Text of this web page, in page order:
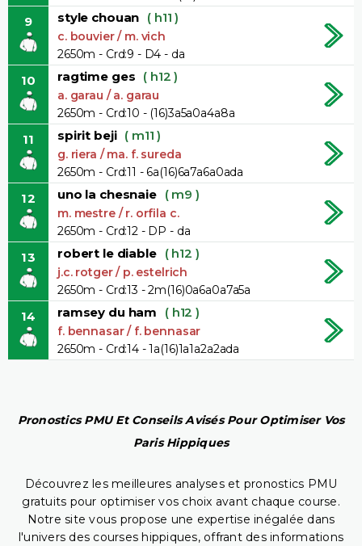
9 style chouan ( h11 )
c. bouvier / m. vich
2650m - Crd:9 - D4 - da
10 ragtime ges ( h12 )
a. garau / a. garau
2650m - Crd:10 - (16)3a5a0a4a8a
11 spirit beji ( m11 )
g. riera / ma. f. sureda
2650m - Crd:11 - 6a(16)6a7a6a0ada
12 uno la chesnaie ( m9 )
m. mestre / r. orfila c.
2650m - Crd:12 - DP - da
13 robert le diable ( h12 )
j.c. rotger / p. estelrich
2650m - Crd:13 - 2m(16)0a6a0a7a5a
14 ramsey du ham ( h12 )
f. bennasar / f. bennasar
2650m - Crd:14 - 1a(16)1a1a2a2ada
Pronostics PMU Et Conseils Avisés Pour Optimiser Vos
Paris Hippiques
Découvrez les meilleures analyses et pronostics PMU
gratuits pour optimiser vos choix avant chaque course.
Notre site vous propose une expertise inégalée dans
l'univers des courses hippiques, offrant des informations